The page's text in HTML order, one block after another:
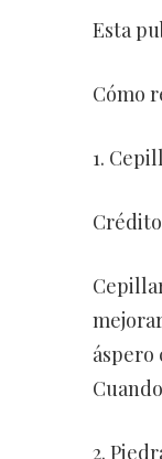
Esta
Cómo
1.
áspero
2.